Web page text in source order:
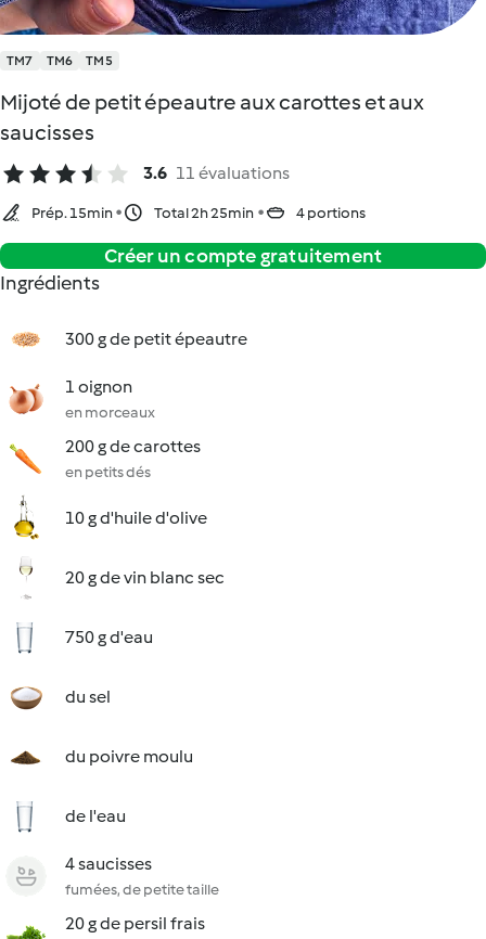
TM7 TM6 TM5
Mijoté de petit épeautre aux carottes et aux
saucisses
3.6 11 évaluations
Prép. 15min Total 2h 25min 4 portions
Créer un compte gratuitement
Ingrédients
300 g de petit épeautre
1 oignon
en morceaux
200 g de carottes
en petits dés
10 g d'huile d'olive
20 g de vin blanc sec
750 g d'eau
du sel
du poivre moulu
de l'eau
4 saucisses
fumées, de petite taille
20 g de persil frais